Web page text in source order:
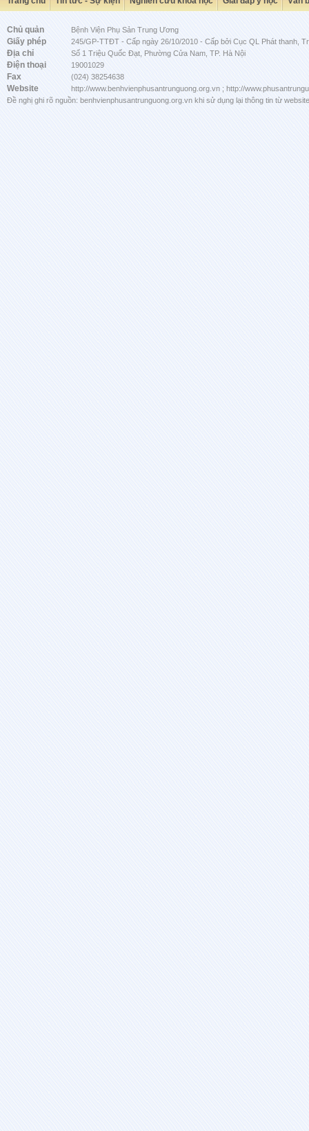
Chủ quản Bệnh Viện Phụ Sản Trung Ương
Giấy phép 245/GP-TTĐT - Cấp ngày 26/10/2010 - Cấp bởi Cục QL Phát thanh,
Địa chỉ Số 1 Triệu Quốc Đạt, Phường Cửa Nam, TP. Hà Nội
Điện thoại 19001029
Fax (024) 38254638
Website
http://www.benhvienphusantrunguong.org.vn ; http://
Đề nghị ghi rõ nguồn: benhvienphusantrunguong.org.vn khi sử dụng lại thông tin từ